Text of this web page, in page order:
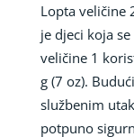
Lopta veličine
je djeci koja
veličine 1
g (7 oz).
službenim
potpuno